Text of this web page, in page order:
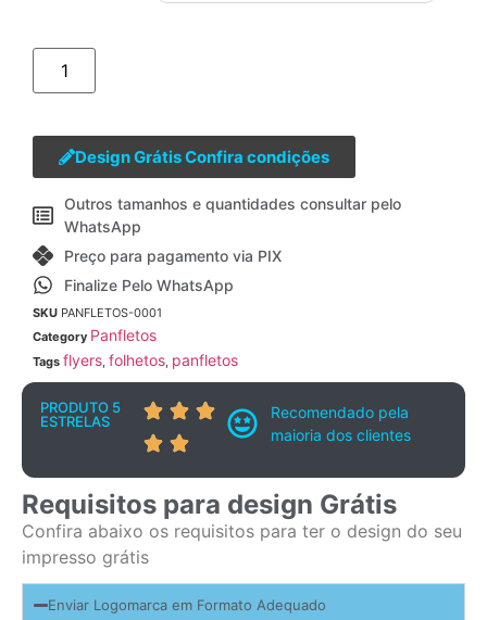
Design Grátis Confira condições
Outros tamanhos e quantidades consultar pelo
WhatsApp
Preço para pagamento via PIX
Finalize Pelo WhatsApp
SKU PANFLETOS-0001
Category Panfletos
Tags flyers, folhetos, panfletos
PRODUTO 5
ESTRELAS
Recomendado pela
maioria dos clientes
Requisitos para design Grátis
Confira abaixo os requisitos para ter o design do seu
impresso grátis
Enviar Logomarca em Formato Adequado